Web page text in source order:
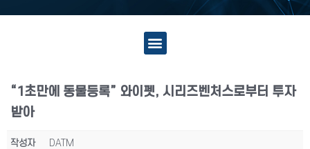
“1초만에 동물등록” 와이펫, 시리즈벤처스로부터 투자
받아
작성자 DATM